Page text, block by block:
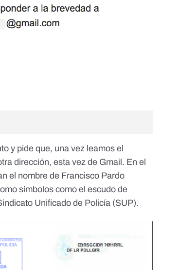
y pide que, una vez leamos el
dirección, esta vez de Gmail. En el
el nombre de Francisco Pardo
símbolos como el escudo de
Unificado de Policía (SUP).